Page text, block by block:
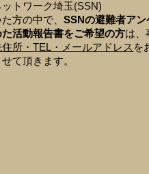
トワーク埼玉(SSN)
た方の中で、SSNの避難者ア
活動報告書をご希望の方は、
所・TEL・メールアドレス を
て頂きます。